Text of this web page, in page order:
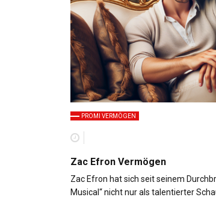
PROMI VERMÖGEN
Zac Efron Vermögen
Zac Efron hat sich seit seinem
Musical“ nicht nur als talentierter